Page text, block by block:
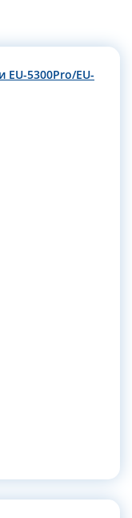
5300Pro/EU-